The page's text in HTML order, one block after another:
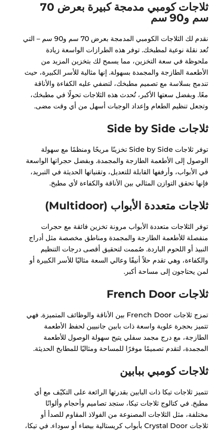
ثلاجات كومبي مدمجة كبيرة بعرض 70
سم و90 سم
نقدم لك الثلاجات الكومبي المدمجة بعرض 70 سم و90 سم – التي
تُعد نقلة نوعية لمطبخك. توفر هذه الطرازات الواسعة زيادة
ملحوظة في سعة التخزين، مما يسمح لك بتخزين المزيد من
الأطعمة الطازجة والمجمدة بسهولة. إنها مثالية للأسر الكبيرة، حيث
تندمج بسلاسة مع تصميم مطبخك، لتضفي عليه الكفاءة والأناقة
معًا. وبفضل سعتها الأكبر، تُحدث هذه الثلاجات تحولًا في مطبخك،
وتجعل تنظيم الطعام وإعداد الوجبات أسهل من أي وقت مضى.
ثلاجات Side by Side
توفر ثلاجات Side by Side تخزينًا مريحًا ومنظمًا مع سهولة
الوصول إلى الأطعمة الطازجة والمجمدة. وبفضل حجراتها الواسعة
في الأبواب، وأرففها القابلة للتعديل، وتقنياتها الحديثة في التبريد،
فإنها تحقق التوازن المثالي بين الأناقة والكفاءة لأي مطبخ.
ثلاجات متعددة الأبواب (Multidoor)
توفر الثلاجات متعددة الأبواب مرونة تخزين فائقة مع حجرات
منفصلة للأطعمة الطازجة والمجمدة ومناطق مخصصة مثل أدراج
النبيذ أو اللحوم الباردة. صُممت لتحقيق أقصى درجات التنظيم
والكفاءة، وهي تقدم حلاً أنيقًا وعالي السعة مثاليًا للأسر الكبيرة أو
لمن يحتاجون إلى مساحة أكبر.
ثلاجات French Door
تمزج ثلاجات French Door بين الأناقة والوظائف المتميزة. فهي
تتميز بحجرة علوية واسعة ذات بابين جانبيين لحفظ الأطعمة
الطازجة، مع درج مجمد سفلي يتيح سهولة الوصول للأطعمة
المجمدة، لتقدم تصميمًا موفرًا للمساحة ومثاليًا للمطابخ الحديثة.
ثلاجات كومبي ببابين
تتميز ثلاجات تيكا ذات البابين بقدرتها الرائعة على التكيّف مع أي
مطبخ. في كتالوج ثلاجات تيكا، ستجد تصاميم وأحجام وألوانًا
مختلفة، مثل الثلاجات المصنوعة من الفولاذ المقاوم للصدأ أو
ثلاجات Crystal Door بأبواب كريستالية بيضاء أو سوداء. في تيكا،